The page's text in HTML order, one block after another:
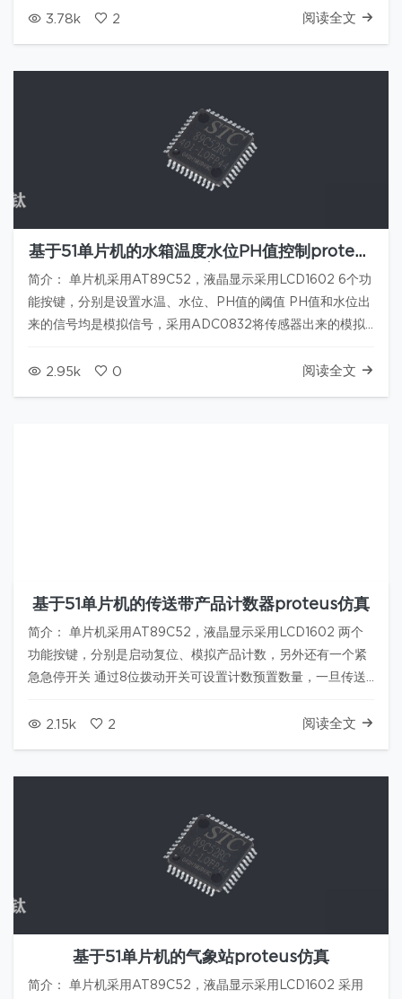
到人体不开盖，可通过按动手动控制按键，开启桶盖 3.采用
3.78k 2 阅读全文
基于51单片机的水箱温度水位PH值控制proteus
仿真
简介： 单片机采用AT89C52，液晶显示采用LCD1602 6个功
能按键，分别是设置水温、水位、PH值的阈值 PH值和水位出
来的信号均是模拟信号，采用ADC0832将传感器出来的模拟
DS18B20 水温一旦低于设定的阈值，启动加热继电器，PH值
2.95k 0 阅读全文
基于51单片机的传送带产品计数器proteus仿真
简介： 单片机采用AT89C52，液晶显示采用LCD1602 两个
功能按键，分别是启动复位、模拟产品计数，另外还有一个紧
急急停开关 通过8位拨动开关可设置计数预置数量，一旦传送
驱动电机来模拟演示 资料地址: 链接：https://pan.ba…
2.15k 2 阅读全文
基于51单片机的气象站proteus仿真
简介： 单片机采用AT89C52，液晶显示采用LCD1602 采用